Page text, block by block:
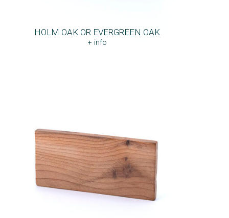
HOLM OAK OR EVERGREEN OAK
+ info